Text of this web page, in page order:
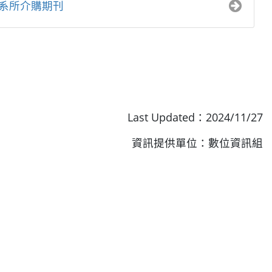
所介購期刊
Last Updated：2024/11/27
資訊提供單位：數位資訊組